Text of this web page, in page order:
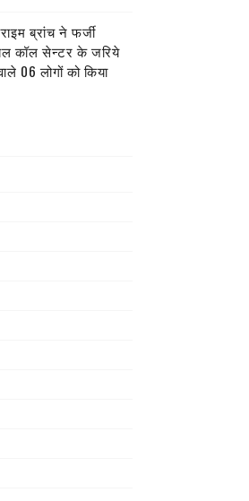
ब्रांच ने फर्जी
कॉल सेन्टर के जरिये
06 लोगों को किया